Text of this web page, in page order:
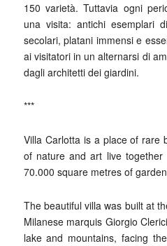
150 varietà. Tuttavia ogni
una visita: antichi esemplari
secolari, platani immensi e
ai visitatori in un alternarsi di
dagli architetti dei giardini.
***
Villa Carlotta is a place of rare
of nature and art live
70.000 square metres of
The beautiful villa was built at
Milanese marquis Giorgio
lake and mountains, facing